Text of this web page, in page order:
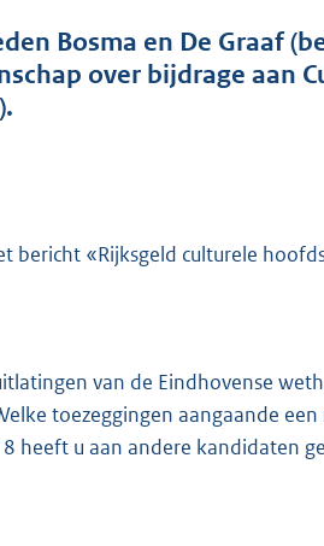
t
a
o
e
:
3
Bosma en De Graaf
over bijdrage aan
bericht «Rijksgeld culturele
van de Eindhovense
toezeggingen aangaande
heeft u aan andere kandidaten